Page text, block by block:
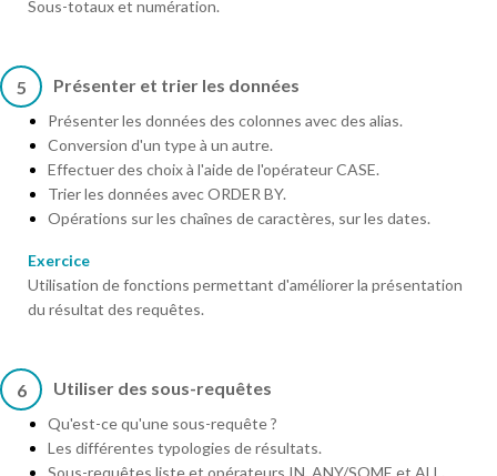
Sous-totaux et numération.
5 Présenter et trier les données
Présenter les données des colonnes avec des alias.
Conversion d'un type à un autre.
Effectuer des choix à l'aide de l'opérateur CASE.
Trier les données avec ORDER BY.
Opérations sur les chaînes de caractères, sur les dates.
Exercice
Utilisation de fonctions permettant d'améliorer la présentation
du résultat des requêtes.
6 Utiliser des sous-requêtes
Qu'est-ce qu'une sous-requête ?
Les différentes typologies de résultats.
Sous-requêtes liste et opérateurs IN, ANY/SOME et ALL.